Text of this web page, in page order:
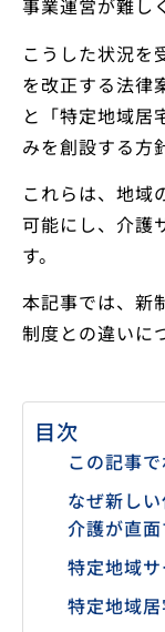
事業運営が難し
こうした状況を
を改正する法律
と「特定地域居
みを創設する方
これらは、地域
可能にし、介護
す。
本記事では、新
制度との違いに
目次
この記事
なぜ新し
介護が直
特定地域
特定地域